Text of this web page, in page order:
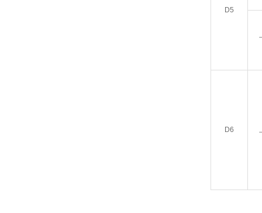
D5
D6